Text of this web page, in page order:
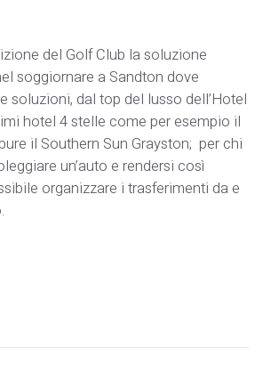
del Golf Club la soluzione
soggiornare a Sandton dove
soluzioni, dal top del lusso dell’Hotel
hotel 4 stelle come per esempio il
il Southern Sun Grayston; per chi
un’auto e rendersi così
organizzare i trasferimenti da e